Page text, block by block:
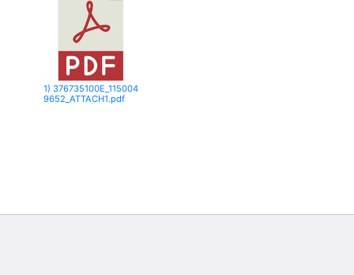
1) 376735100E_115004
9652_ATTACH1.pdf